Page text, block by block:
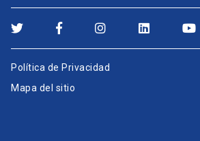
Política de Privacidad
Mapa del sitio